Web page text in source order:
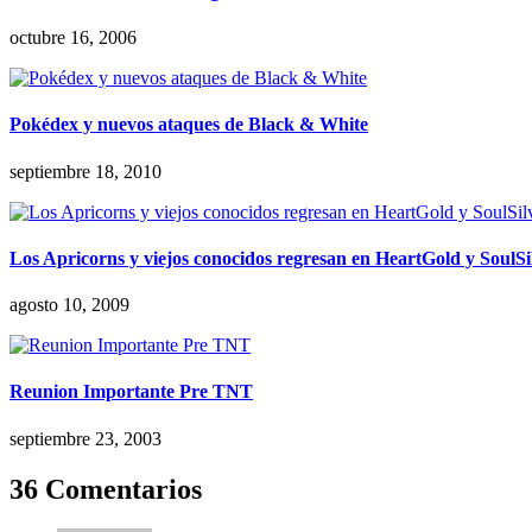
octubre 16, 2006
Pokédex y nuevos ataques de Black & White
septiembre 18, 2010
Los Apricorns y viejos conocidos regresan en HeartGold y
agosto 10, 2009
Reunion Importante Pre TNT
septiembre 23, 2003
36 Comentarios